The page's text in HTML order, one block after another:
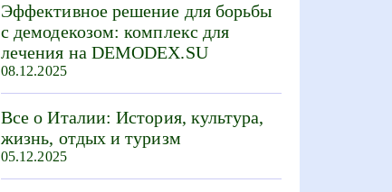
Эффективное решение для борьбы
с демодекозом: комплекс для
лечения на DEMODEX.SU
08.12.2025
Все о Италии: История, культура,
жизнь, отдых и туризм
05.12.2025